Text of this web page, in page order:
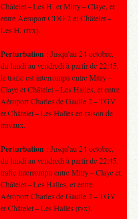
Châtelet – Les H. et Mitry – Claye, et
entre Aéroport CDG 2 et Châtelet –
Les H. (tvx).
Perturbation : Jusqu'au 24 octobre,
du lundi au vendredi à partir de 22:45,
le trafic est interrompu entre Mitry –
Claye et Châtelet – Les Halles, et entre
Aéroport Charles de Gaulle 2 – TGV
et Châtelet – Les Halles en raison de
travaux.
Perturbation : Jusqu'au 24 octobre,
du lundi au vendredi à partir de 22:45,
trafic interrompu entre Mitry – Claye et
Châtelet – Les Halles, et entre
Aéroport Charles de Gaulle 2 – TGV
et Châtelet – Les Halles (tvx).